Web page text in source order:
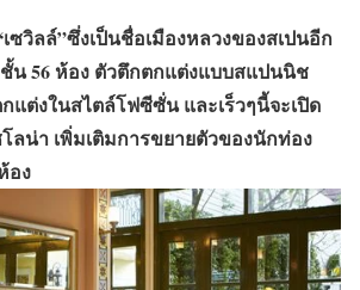
วิลล์”ซึ่งเป็นชื่อเมืองหลวงของสเปนอีก
น 56 ห้อง ตัวตึกตกแต่งแบบสแปนนิช
แต่งในสไตล์โฟซีซั่น และเร็วๆนี้จะเปิด
ลน่า เพิ่มเติมการขยายตัวของนักท่อง
อง